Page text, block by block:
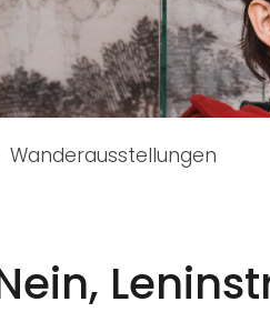
Wanderausstellungen